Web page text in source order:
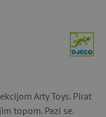
Arty Toys. Pirat
topom. Pazi se.